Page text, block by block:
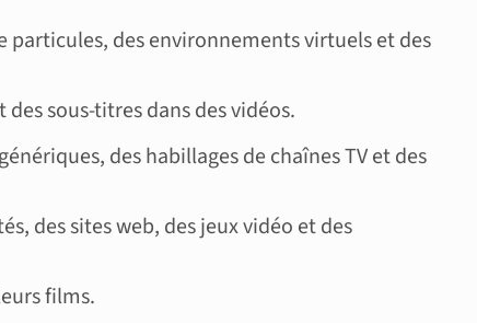
particules, des environnements virtuels et des
sous-titres dans des vidéos.
des habillages de chaînes TV et des
des sites web, des jeux vidéo et des
films.